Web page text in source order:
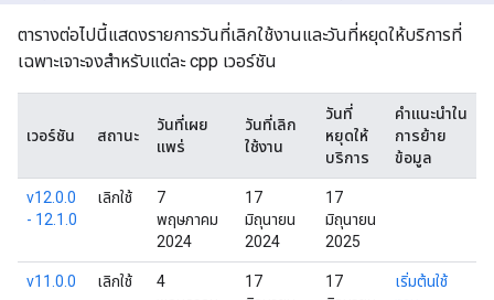
ตารางต่อไปนี้แสดงรายการวันที่เลิกใช้งานและวันที่หยุดให้บริการที่
เฉพาะเจาะจงสำหรับแต่ละ cpp เวอร์ชัน
เวอร์ชัน สถานะ
วันที่เผย
แพร่
วันที่เลิก
ใช้งาน
วันที่
หยุดให้
บริการ
คำแนะนำใน
การย้าย
ข้อมูล
v12.0.0
- 12.1.0
เลิกใช้
7
พฤษภาคม
2024
17
มิถุนายน
2024
17
มิถุนายน
2025
v11.0.0
เลิกใช้
4
17
17
เริ่มต้นใช้